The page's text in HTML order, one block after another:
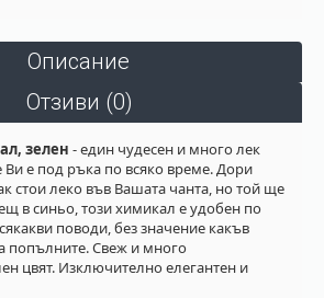
Описание
Отзиви (0)
зелен - един чудесен и много лек
е под ръка по всяко време. Дори
стои леко във Вашата чанта, но той ще
в синьо, този химикал е удобен по
поводи, без значение какъв
попълните. Свеж и много
цвят. Изключително елегантен и